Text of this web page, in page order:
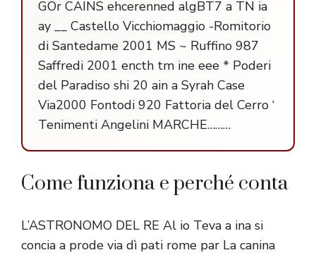
GOr CAINS ehcerenned algBT7 a TN ia
ay __ Castello Vicchiomaggio -Romitorio
di Santedame 2001 MS ~ Ruffino 987
Saffredi 2001 encth tm ine eee * Poderi
del Paradiso shi 20 ain a Syrah Case
Via2000 Fontodi 920 Fattoria del Cerro ‘
Tenimenti Angelini MARCHE………
Come funziona e perché conta
L’ASTRONOMO DEL RE Al io Teva a ina si
concia a prode via dì pati rome par La canina